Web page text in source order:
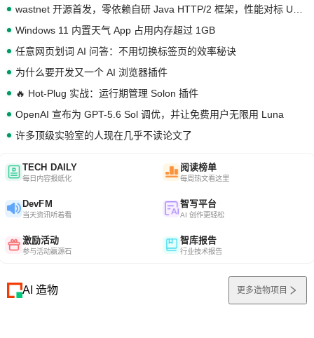
Windows 11 内置天气 App 占用内存超过 1GB
任意网页划词 AI 问答：不用切换标签页的效率秘诀
为什么要开发又一个 AI 浏览器插件
🔥 Hot-Plug 实战：运行期管理 Solon 插件
OpenAI 宣布为 GPT-5.6 Sol 调优，并让免费用户无限用 Luna
许多顶级实验室的人现在几乎不读论文了
TECH DAILY
每日内容报纸化
阅读榜单
每周热文看这里
DevFM
当天资讯听着看
智写平台
AI 创作更轻松
激励活动
参与活动赢源石
智库报告
行业技术报告
AI 造物 更多造物项目